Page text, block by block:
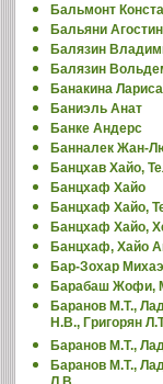
Бальмонт
Бальяни
Балязин
Балязин
Банакина Лариса
Баниэль Анат
Банке Андерс
Банналек Жан-
Банцхав Хайо,
Банцхаф Хайо
Банцхаф Хайо,
Банцхаф Хайо,
Банцхаф, Хайо
Бар-Зохар
Барабаш Жофи,
Баранов М.Т.,
Н.В., Григорян
Баранов М.Т.,
Баранов М.Т.,